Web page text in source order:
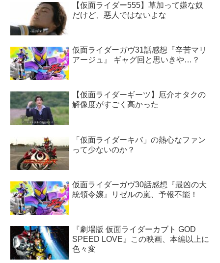
【仮面ライダー555】草加って嫌な奴
だけど、悪人ではないよな
仮面ライダーガヴ31話感想『辛苦マリ
アージュ』 ギャグ回と思いきや…？
【仮面ライダーギーツ】厄介オタクの
解像度がすごく高かった
「仮面ライダーキバ」の熱心なファン
って少ないのか？
仮面ライダーガヴ30話感想『最凶の大
統領令嬢』リゼルの嵐、予報不能！
『劇場版 仮面ライダーカブト GOD
SPEED LOVE』この映画、本編以上に
色々変